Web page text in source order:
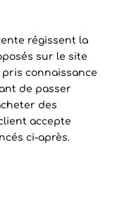
régissent la
sur le site
pris connaissance
de passer
des
accepte
ci-après.